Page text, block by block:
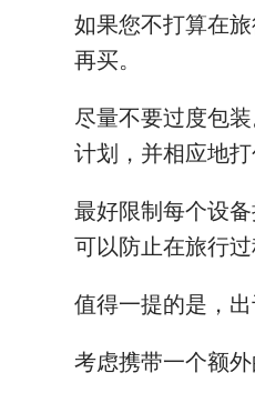
如果您不打算在
再买。
尽量不要过度包
计划，并相应地打
最好限制每个设
可以防止在旅行
值得一提的是，
考虑携带一个额